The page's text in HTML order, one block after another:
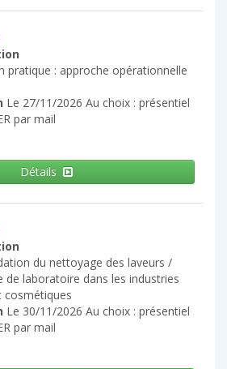
pratique : approche opérationnelle
Le 27/11/2026 Au choix : présentiel
par mail
Détails
du nettoyage des laveurs /
de laboratoire dans les industries
cosmétiques
Le 30/11/2026 Au choix : présentiel
par mail